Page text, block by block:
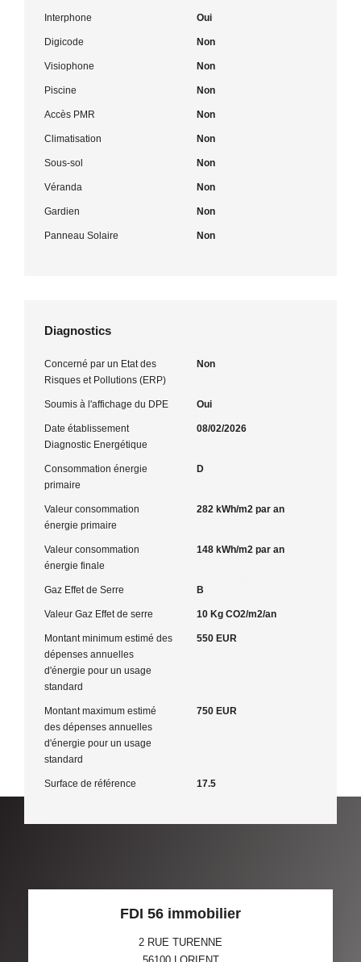
Interphone Oui
Digicode Non
Visiophone Non
Piscine Non
Accès PMR Non
Climatisation Non
Sous-sol Non
Véranda Non
Gardien Non
Panneau Solaire Non
Diagnostics
Concerné par un Etat des
Risques et Pollutions (ERP)
Non
Soumis à l'affichage du DPE Oui
Date établissement
Diagnostic Energétique
08/02/2026
Consommation énergie
primaire
D
Valeur consommation
énergie primaire
282 kWh/m2 par an
Valeur consommation
énergie finale
148 kWh/m2 par an
Gaz Effet de Serre B
Valeur Gaz Effet de serre 10 Kg CO2/m2/an
Montant minimum estimé des
dépenses annuelles
d'énergie pour un usage
standard
550 EUR
Montant maximum estimé
des dépenses annuelles
d'énergie pour un usage
standard
750 EUR
Surface de référence 17.5
FDI 56 immobilier
2 RUE TURENNE
56100 LORIENT